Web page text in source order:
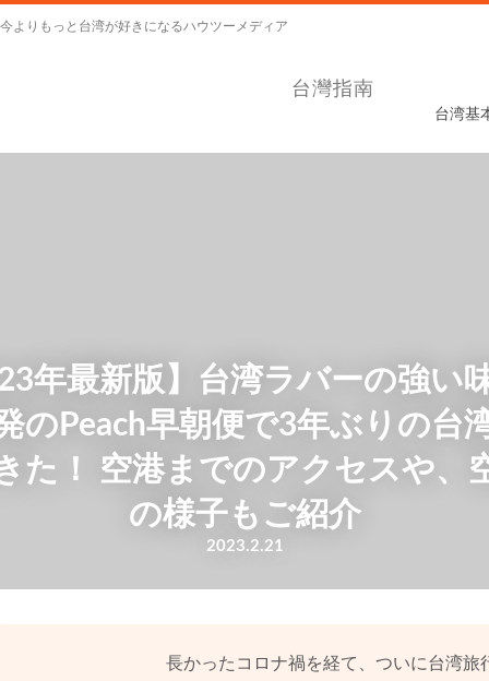
今よりもっと台湾が好きになるハウツーメディア
台灣指南
台湾基
年最新版】台湾ラバーの強い
のPeach早朝便で3年ぶりの台
た！ 空港までのアクセスや、
の様子もご紹介
2023.2.21
長かったコロナ禍を経て、ついに台湾